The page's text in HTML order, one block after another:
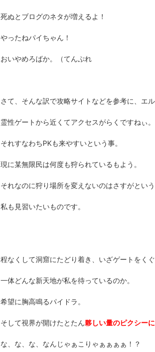
死ぬとブログのネタが増えるよ！
やったねパイちゃん！
おいやめろばか。（てんぷれ
さて、そんな訳で攻略サイトなどを参考に、エ
霊性ゲートから近くてアクセスがらくですねぃ。
それすなわちPKも来やすいという事。
現に某無限民は何度も狩られているもよう。
それなのに狩り場所を変えないのはさすがとい
私も見習いたいものです。
程なくして洞窟にたどり着き、いざゲートをくぐ
一体どんな新天地が私を待っているのか。
希望に胸高鳴るパイドラ。
そして視界が開けたとたん夥しい量のピクシー
な、な、な、なんじゃぁこりゃぁぁぁぁ！？